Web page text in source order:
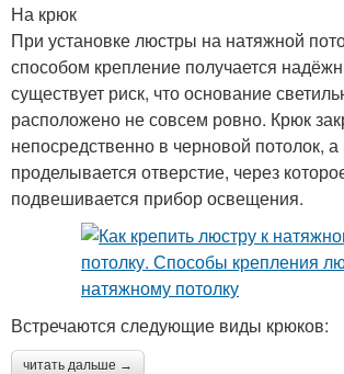
На крюк
При установке люстры на натяжной
способом крепление получается
существует риск, что основание
расположено не совсем ровно. Крюк
непосредственно в черновой потолок,
проделывается отверстие, через
подвешивается прибор освещения.
Встречаются следующие виды крюков:
читать дальше →